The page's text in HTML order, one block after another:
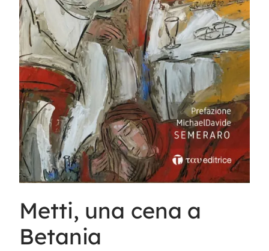
Metti, una cena a
Betania